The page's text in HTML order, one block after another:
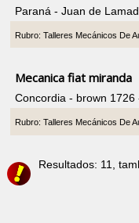
Paraná - Juan de
Rubro: Talleres Mecánicos De
Mecanica fiat miranda
Concordia - brown
Rubro: Talleres Mecánicos De
Resultados: 11,